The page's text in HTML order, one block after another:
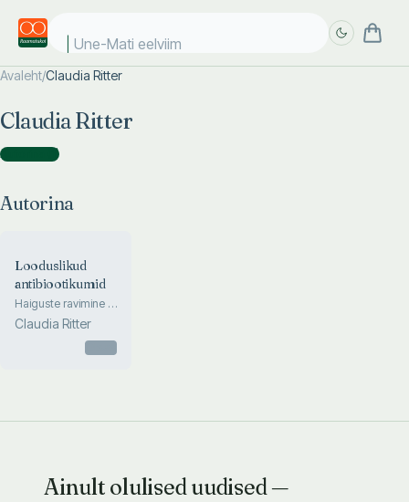
Une-Mati eelviima
Avaleht/Claudia Ritter
Claudia Ritter
Autorina )
Autorina
Looduslikud
antibiootikumid
Haiguste ravimine ja
ennetamine
droogide, ürtide ja
Claudia Ritter
Ainult olulised uudised —